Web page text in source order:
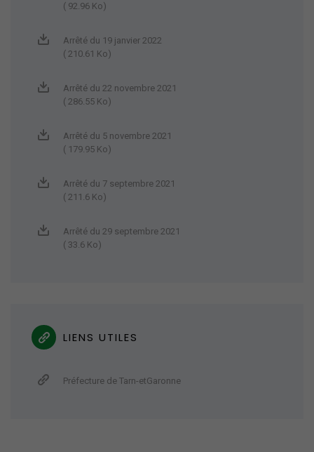
( 92.96 Ko)
Arrêté du 19 janvier 2022
( 210.61 Ko)
Arrêté du 22 novembre 2021
( 286.55 Ko)
Arrêté du 5 novembre 2021
( 179.95 Ko)
Arrêté du 7 septembre 2021
( 211.6 Ko)
Arrêté du 29 septembre 2021
( 33.6 Ko)
LIENS UTILES
Préfecture de Tarn-etGaronne